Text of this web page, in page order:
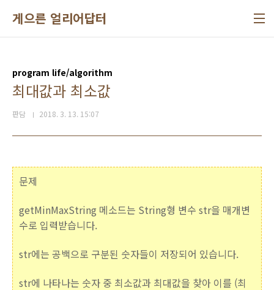
게으른 얼리어답터
program life/algorithm
최대값과 최소값
판담 2018. 3. 13. 15:07
문제
getMinMaxString 메소드는 String형 변수 str을 매개변
수로 입력받습니다.
str에는 공백으로 구분된 숫자들이 저장되어 있습니다.
str에 나타나는 숫자 중 최소값과 최대값을 찾아 이를 (최